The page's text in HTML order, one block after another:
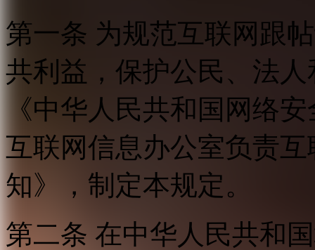
第一条 为规范互联网跟
共利益，保护公民、法
《中华人民共和国网络
互联网信息办公室负责
知》，制定本规定。
第二条 在中华人民共和